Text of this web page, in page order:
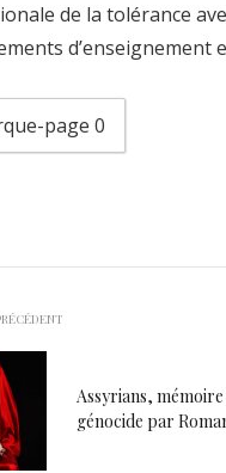
de la tolérance
d’enseignement
page 0
Assyrians, mémoire
génocide par